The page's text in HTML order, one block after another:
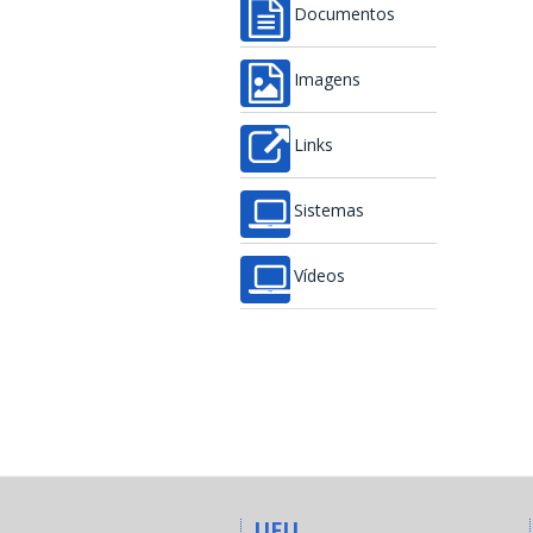
Documentos
Imagens
Links
Sistemas
Vídeos